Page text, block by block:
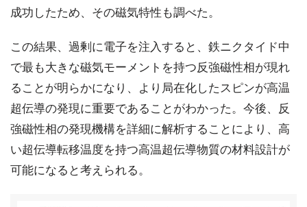
成功したため、その磁気特性も調べた。
この結果、過剰に電子を注入すると、鉄ニクタイド中
で最も大きな磁気モーメントを持つ反強磁性相が現れ
ることが明らかになり、より局在化したスピンが高温
超伝導の発現に重要であることがわかった。今後、反
強磁性相の発現機構を詳細に解析することにより、高
い超伝導転移温度を持つ高温超伝導物質の材料設計が
可能になると考えられる。